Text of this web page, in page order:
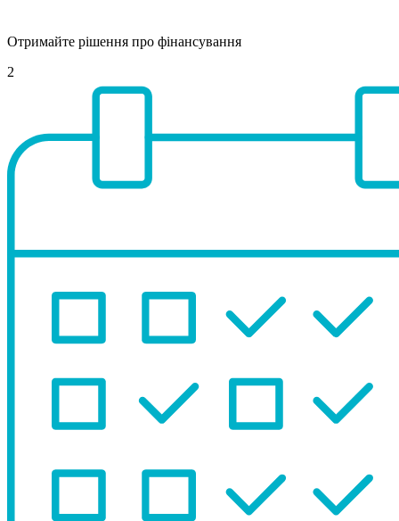
Отримайте рішення про фінансування
2